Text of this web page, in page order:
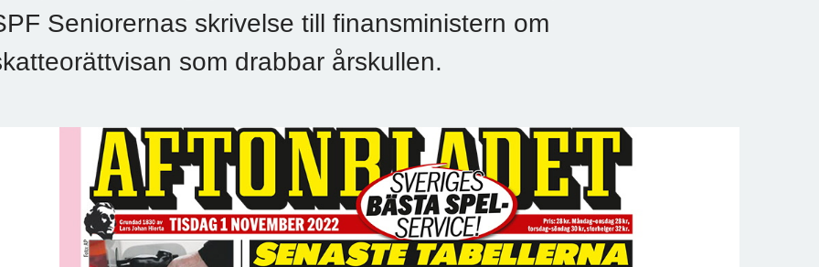
Seniorernas skrivelse till finansministern om
som drabbar årskullen.